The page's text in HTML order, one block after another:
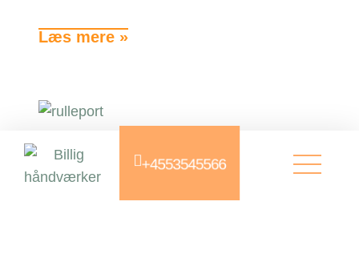
+4553545566
Læs mere »